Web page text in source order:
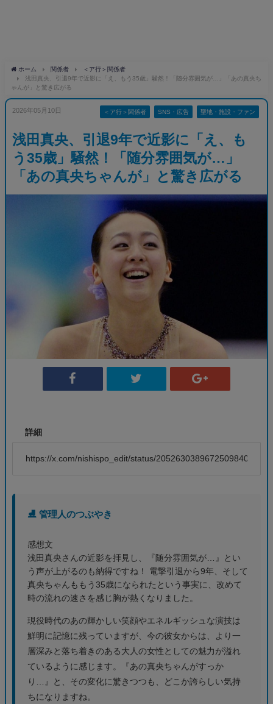
ホーム 関係者
＜ア行＞関係者
浅田真央、引退9年で近影に「え、もう35歳」騒然！「随分雰囲気が…」「あの真央ち
ゃんが」と驚き広がる
2026年05月10日 ＜ア行＞関係者 SNS・広告 聖地・施設・ファン
浅田真央、引退9年で近影に「え、も
う35歳」騒然！「随分雰囲気が…」
「あの真央ちゃんが」と驚き広がる
詳細
https://x.com/nishispo_edit/status/2052630389672509840
⛸️ 管理人のつぶやき
感想文
浅田真央さんの近影を拝見し、『随分雰囲気が…』とい
う声が上がるのも納得ですね！ 電撃引退から9年、そして
真央ちゃんももう35歳になられたという事実に、改めて
時の流れの速さを感じ胸が熱くなりました。
現役時代のあの輝かしい笑顔やエネルギッシュな演技は
鮮明に記憶に残っていますが、今の彼女からは、より一
層深みと落ち着きのある大人の女性としての魅力が溢れ
ているように感じます。『あの真央ちゃんがすっか
り…』と、その変化に驚きつつも、どこか誇らしい気持
ちになりますね。